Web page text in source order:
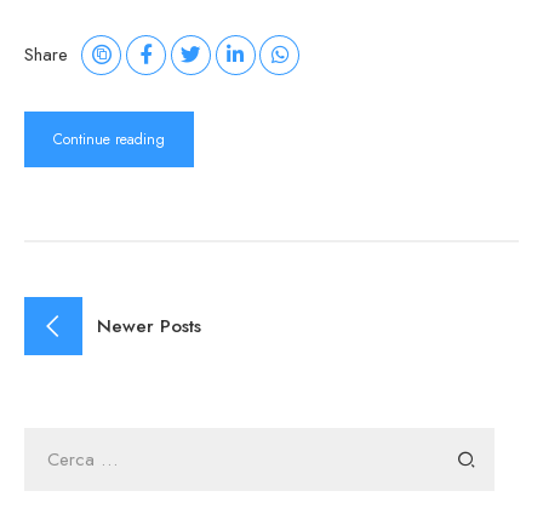
Share
Continue reading
Newer Posts
per: